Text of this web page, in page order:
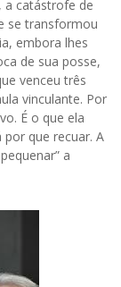
a catástrofe de
se transformou
embora lhes
de sua posse,
venceu três
vinculante. Por
É o que ela
que recuar. A
a